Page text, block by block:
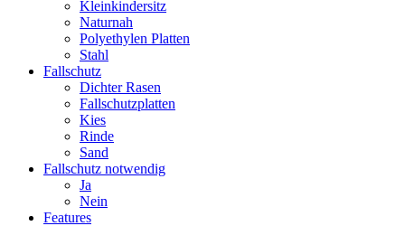
Kleinkindersitz
Naturnah
Polyethylen Platten
Stahl
Fallschutz
Dichter Rasen
Fallschutzplatten
Kies
Rinde
Sand
Fallschutz notwendig
Ja
Nein
Features